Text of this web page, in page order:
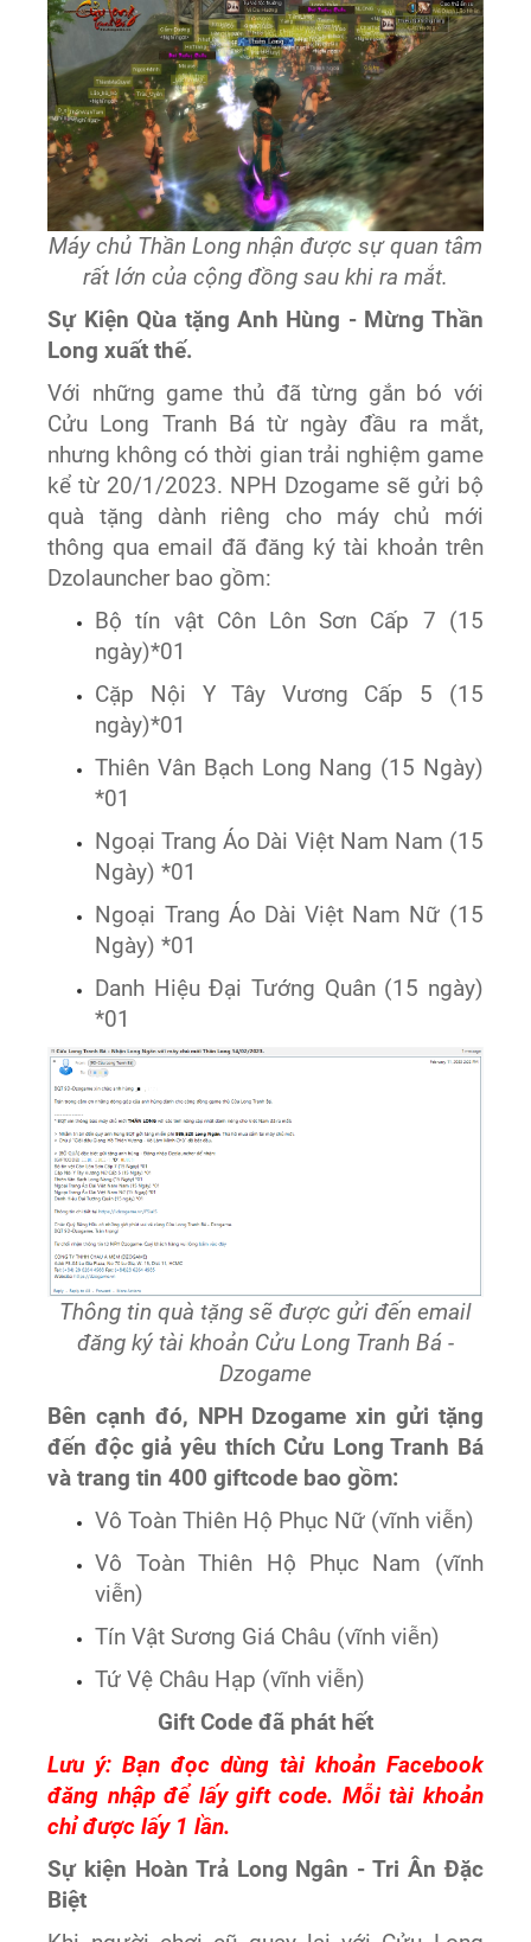
Máy chủ Thần Long nhận được sự quan tâm
rất lớn của cộng đồng sau khi ra mắt.
Sự Kiện Qùa tặng Anh Hùng - Mừng Thần
Long xuất thế.
Với những game thủ đã từng gắn bó với
Cửu Long Tranh Bá từ ngày đầu ra mắt,
nhưng không có thời gian trải nghiệm game
kể từ 20/1/2023. NPH Dzogame sẽ gửi bộ
quà tặng dành riêng cho máy chủ mới
thông qua email đã đăng ký tài khoản trên
Dzolauncher bao gồm:
Bộ tín vật Côn Lôn Sơn Cấp 7 (15
ngày)*01
Cặp Nội Y Tây Vương Cấp 5 (15
ngày)*01
Thiên Vân Bạch Long Nang (15 Ngày)
*01
Ngoại Trang Áo Dài Việt Nam Nam (15
Ngày) *01
Ngoại Trang Áo Dài Việt Nam Nữ (15
Ngày) *01
Danh Hiệu Đại Tướng Quân (15 ngày)
*01
Thông tin quà tặng sẽ được gửi đến email
đăng ký tài khoản Cửu Long Tranh Bá -
Dzogame
Bên cạnh đó, NPH Dzogame xin gửi tặng
đến độc giả yêu thích Cửu Long Tranh Bá
và trang tin 400 giftcode bao gồm:
Vô Toàn Thiên Hộ Phục Nữ (vĩnh viễn)
Vô Toàn Thiên Hộ Phục Nam (vĩnh
viễn)
Tín Vật Sương Giá Châu (vĩnh viễn)
Tứ Vệ Châu Hạp (vĩnh viễn)
Gift Code đã phát hết
Lưu ý: Bạn đọc dùng tài khoản Facebook
đăng nhập để lấy gift code. Mỗi tài khoản
chỉ được lấy 1 lần.
Sự kiện Hoàn Trả Long Ngân - Tri Ân Đặc
Biệt